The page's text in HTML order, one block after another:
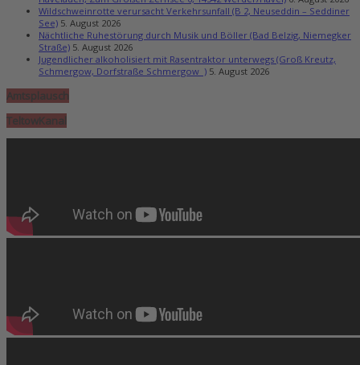
Wildschweinrotte verursacht Verkehrsunfall (B 2, Neuseddin – Seddiner
See) 5. August 2026
Nächtliche Ruhestörung durch Musik und Böller (Bad Belzig, Niemegker
Straße) 5. August 2026
Jugendlicher alkoholisiert mit Rasentraktor unterwegs (Groß Kreutz,
Schmergow, Dorfstraße Schmergow ) 5. August 2026
Amtsplausch
TeltowKanal